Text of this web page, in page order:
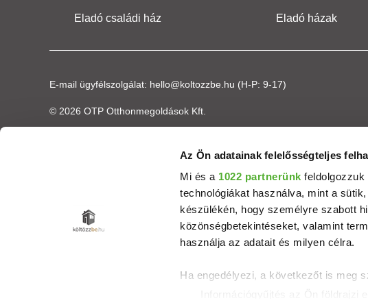
Az Ön adatainak felelősségteljes
Mi és a 1022 partnerünk
technológiákat használva, mint a
készülékén, hogy személyre szabott
közönségbetekintéseket, valamint
használja az adatait és milyen célra.
Ha engedélyezi, a következőt is meg
Eladó családi ház Eladó házak
E-mail ügyfélszolgálat: hello@koltozzbe.hu (H-P: 9-17)
© 2026 OTP Otthonmegoldások Kft.